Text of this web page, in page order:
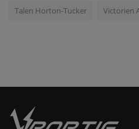
Talen Horton-Tucker Victorien